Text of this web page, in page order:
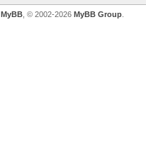
MyBB , © 2002-2026 MyBB Group